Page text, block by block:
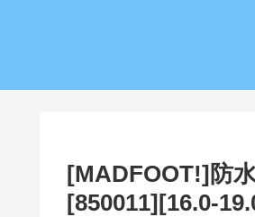
[MADFOOT!]防
[850011][16.0-